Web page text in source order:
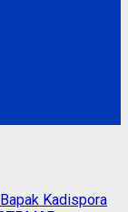
Kadispora